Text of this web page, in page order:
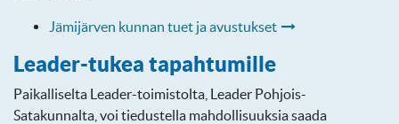
Jämijärven kunnan tuet ja avustukset
Leader-tukea tapahtumille
Paikalliselta Leader-toimistolta, Leader Pohjois-
Satakunnalta, voi tiedustella mahdollisuuksia saada